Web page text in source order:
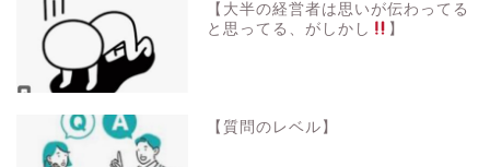
【大半の経営者は思いが伝わってる
と思ってる、がしかし
】
【質問のレベル】